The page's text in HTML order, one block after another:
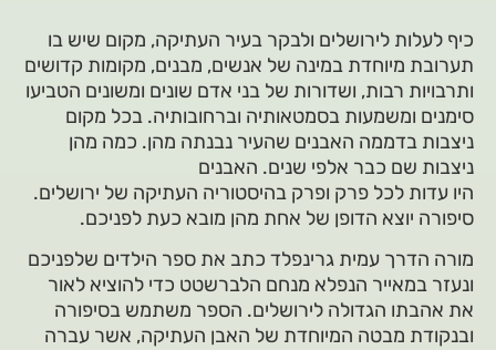
כיף לעלות לירושלים ולבקר בעיר העתיקה, מקום שיש בו
תערובת מיוחדת במינה של אנשים, מבנים, מקומות קדושים
ותרבויות רבות, ושדורות של בני אדם שונים ומשונים הטביעו
סימנים ומשמעות בסמטאותיה וברחובותיה. בכל מקום
ניצבות בדממה האבנים שהעיר נבנתה מהן. כמה מהן
ניצבות שם כבר אלפי שנים. האבנים
היו עדות לכל פרק ופרק בהיסטוריה העתיקה של ירושלים.
סיפורה יוצא הדופן של אחת מהן מובא כעת לפניכם.
מורה הדרך עמית גרינפלד כתב את ספר הילדים שלפניכם
ונעזר במאייר הנפלא מנחם הלברשטט כדי להוציא לאור
את אהבתו הגדולה לירושלים. הספר משתמש בסיפורה
ובנקודת מבטה המיוחדת של האבן העתיקה, אשר עברה